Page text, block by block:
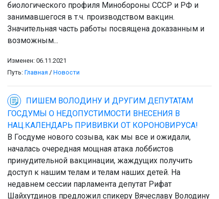
биологического профиля Минобороны СССР и РФ и
занимавшегося в т.ч. производством вакцин.
Значительная часть работы посвящена доказанным и
возможным...
Изменен: 06.11.2021
Путь: Главная / Новости
ПИШЕМ ВОЛОДИНУ И ДРУГИМ ДЕПУТАТАМ
ГОСДУМЫ О НЕДОПУСТИМОСТИ ВНЕСЕНИЯ В
НАЦ.КАЛЕНДАРЬ ПРИВИВКИ ОТ КОРОНОВИРУСА!
В Госдуме нового созыва, как мы все и ожидали,
началась очередная мощная атака лоббистов
принудительной вакцинации, жаждущих получить
доступ к нашим телам и телам наших детей. На
недавнем сессии парламента депутат Рифат
Шайхутдинов предложил спикеру Вячеславу Володину